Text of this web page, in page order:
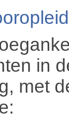
in
met